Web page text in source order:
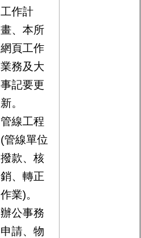
工作計
畫、本所
網頁工作
業務及大
事記要更
新。
管線工程
(管線單位
撥款、核
銷、轉正
作業)。
辦公事務
申請、物